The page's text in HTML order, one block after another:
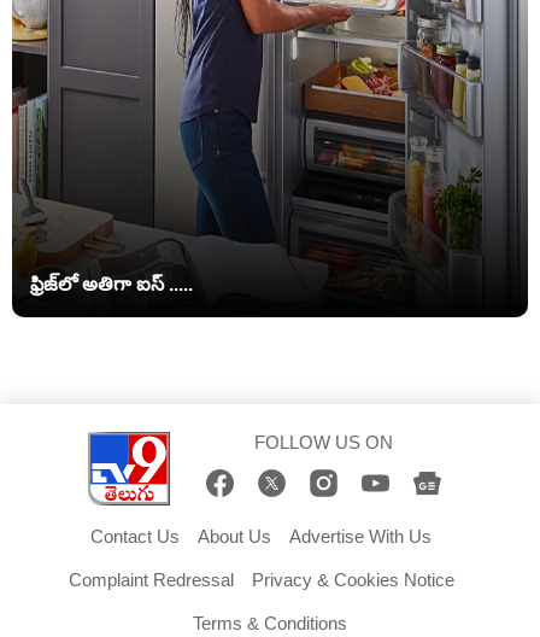
ఫ్రిజ్‌లో అతిగా ఐస్ .....
FOLLOW US ON
Contact Us About Us Advertise With Us
Complaint Redressal Privacy & Cookies Notice
Terms & Conditions